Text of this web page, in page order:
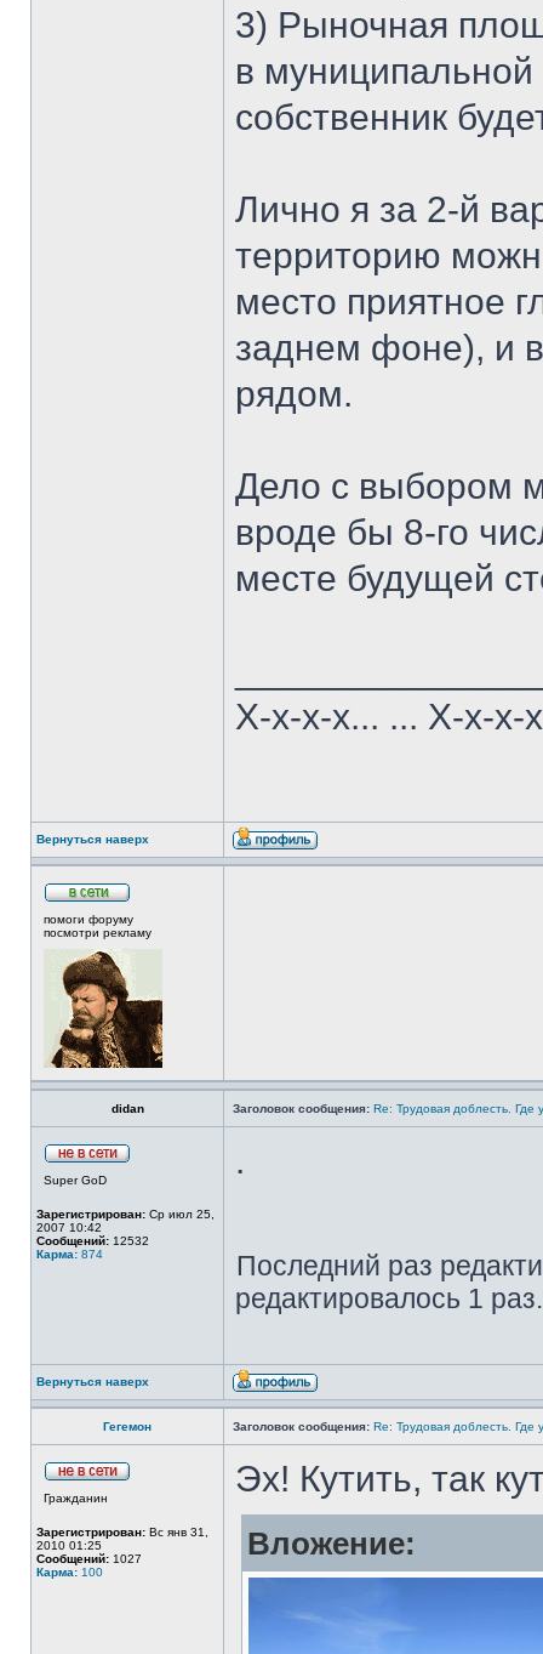
3) Рыночная
в муниципальной
собственник
Лично я за 2-й
территорию
место приятное
заднем фоне), и
рядом.
Дело с выбором
вроде бы 8-го
месте будущей
Х-х-х-х... ... Х-х-х-
Вернуться наверх
помоги форуму
посмотри рекламу
didan Заголовок сообщения: Re: Трудовая доблесть. Где
Super GoD
Зарегистрирован: Ср июл 25,
2007 10:42
Сообщений: 12532
Карма: 874
.
Последний раз
редактировалось 1 раз.
Вернуться наверх
Гегемон Заголовок сообщения: Re: Трудовая доблесть. Где
Гражданин
Зарегистрирован: Вс янв 31,
2010 01:25
Сообщений: 1027
Карма: 100
Эх! Кутить, так
Вложение: